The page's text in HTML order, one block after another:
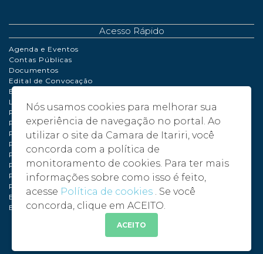
Nós usamos cookies para melhorar sua
experiência de navegação no portal. Ao
utilizar o site da Camara de Itariri, você
concorda com a política de
monitoramento de cookies. Para ter mais
informações sobre como isso é feito,
acesse Política de cookies . Se você
concorda, clique em ACEITO.
ACEITO
Acesso Rápido
Agenda e Eventos
Contas Públicas
Documentos
Edital de Convocação
Extrato de Contrato
LDO | LOA | PPA
Perguntas Frequentes
Políticas de Cookies
Portaria
Processo de Adiantamento
Relatório de Gestão Fiscal
Plano de compras anual – PCA - 2024
Plano de compras anual – PCA - 2025
Plano de compras anual – PCA - 2026
Balancete 2024
Balancete 2025
2026 - Câmara Municipal de Itariri - SP